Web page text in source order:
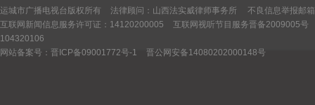
运城市广播电视台版权所有
法律顾问：山西法实威律师事务所 不良信息举报邮
互联网新闻信息服务许可证：14120200005
互联网视听节目服务晋备2009005号
104320106
网站备案号：晋ICP备09001772号-1
晋公网安备14080202000148号